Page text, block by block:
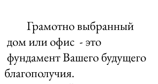
Грамотно выбранный
дом или офис - это
фундамент Вашего будущего
благополучия.